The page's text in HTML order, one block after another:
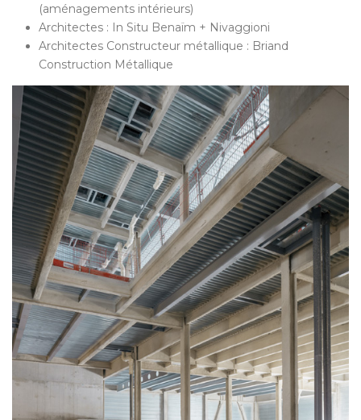
(aménagements intérieurs)
Architectes : In Situ Benaïm + Nivaggioni
Architectes Constructeur métallique : Briand
Construction Métallique